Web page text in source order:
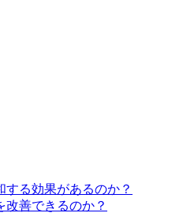
する効果があるのか？
改善できるのか？